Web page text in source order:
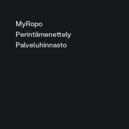
MyRopo
Perintämenettely
Palveluhinnasto